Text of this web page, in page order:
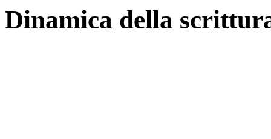
Dinamica della